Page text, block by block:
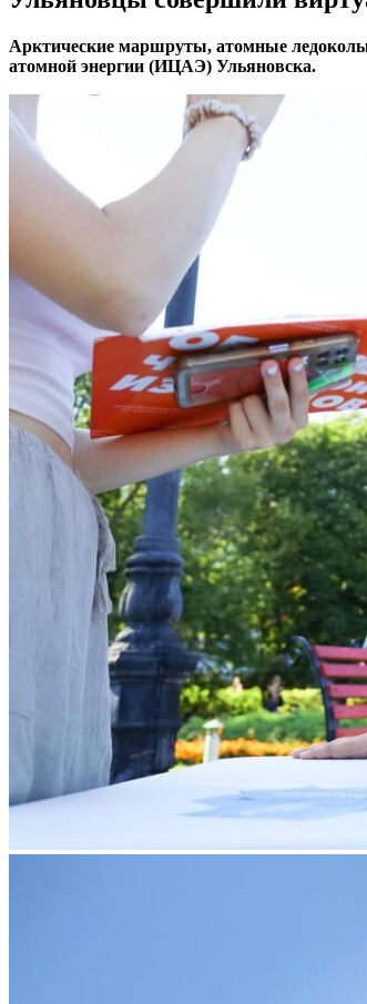
Арктические маршруты, атомные
атомной энергии (ИЦАЭ) Ульяновска.